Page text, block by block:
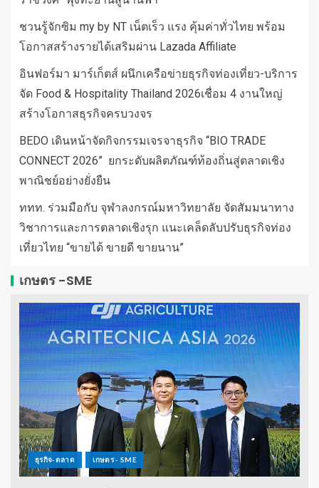
ชวนรู้จักซิม my by NT เน็ตเร็ว แรง คุ้มค่าทั่วไทย พร้อม
โอกาสสร้างรายได้เสริมผ่าน Lazada Affiliate
อินฟอร์มา มาร์เก็ตส์ ผนึกเครือข่ายธุรกิจท่องเที่ยว-บริการ
จัด Food & Hospitality Thailand 2026เชื่อม 4 งานใหญ่
สร้างโอกาสธุรกิจครบวงจร
BEDO เดินหน้าจัดกิจกรรมเจรจาธุรกิจ “BIO TRADE
CONNECT 2026” ยกระดับผลิตภัณฑ์ท้องถิ่นสู่ตลาดเชิง
พาณิชย์อย่างยั่งยืน
ททท. ร่วมมือกับ จุฬาลงกรณ์มหาวิทยาลัย จัดสัมมนาทาง
วิชาการและการตลาดเชิงรุก แนะเคล็ดลับปรับธุรกิจท่อง
เที่ยวไทย “ขายได้ ขายดี ขายนาน”
เกษตร -SME
ธุรกิจ-ตลาด เกษตร - SME